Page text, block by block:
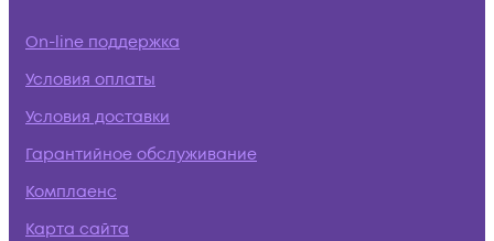
On-line поддержка
Условия оплаты
Условия доставки
Гарантийное обслуживание
Комплаенс
Карта сайта